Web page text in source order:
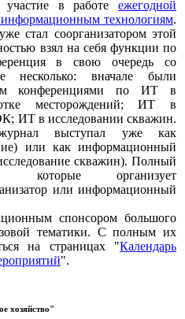
в работе ежегодной
технологиям.
стал соорганизатором этой
взял на себя функции по
в свою очередь со
несколько: вначале были
конференциями по ИТ в
месторождений; ИТ в
ИТ в исследовании скважин.
выступал уже как
или как информационный
скважин). Полный
которые организует
или информационный
спонсором большого
тематики. С полным их
на страницах "Календарь
".
хозяйство"